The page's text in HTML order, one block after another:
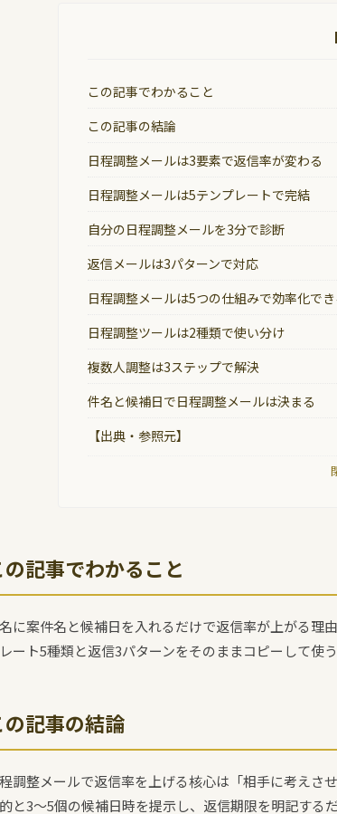
この記事でわかること
この記事の結論
日程調整メールは3要素で返信率が変わる
日程調整メールは5テンプレートで完結
自分の日程調整メールを3分で診断
返信メールは3パターンで対応
日程調整メールは5つの仕組みで効率化でき
日程調整ツールは2種類で使い分け
複数人調整は3ステップで解決
件名と候補日で日程調整メールは決まる
【出典・参照元】
の記事でわかること
に案件名と候補日を入れるだけで返信率が上がる理
ート5種類と返信3パターンをそのままコピーして使
の記事の結論
調整メールで返信率を上げる核心は「相手に考えさ
と3〜5個の候補日時を提示し、返信期限を明記する